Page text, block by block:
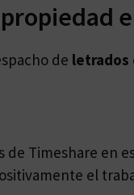
de letrados
de Timeshare en
el